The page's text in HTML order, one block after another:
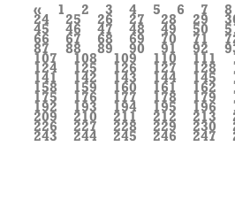
« 1 2 3 4 5 6 7 8
24 25 26 27 28 29
45 46 47 48 49 50
66 67 68 69 70 71
87 88 89 90 91 92
107 108 109 110 111
124 125 126 127 128
141 142 143 144 145
158 159 160 161 162
175 176 177 178 179
192 193 194 195 196
209 210 211 212 213
226 227 228 229 230
243 244 245 246 247